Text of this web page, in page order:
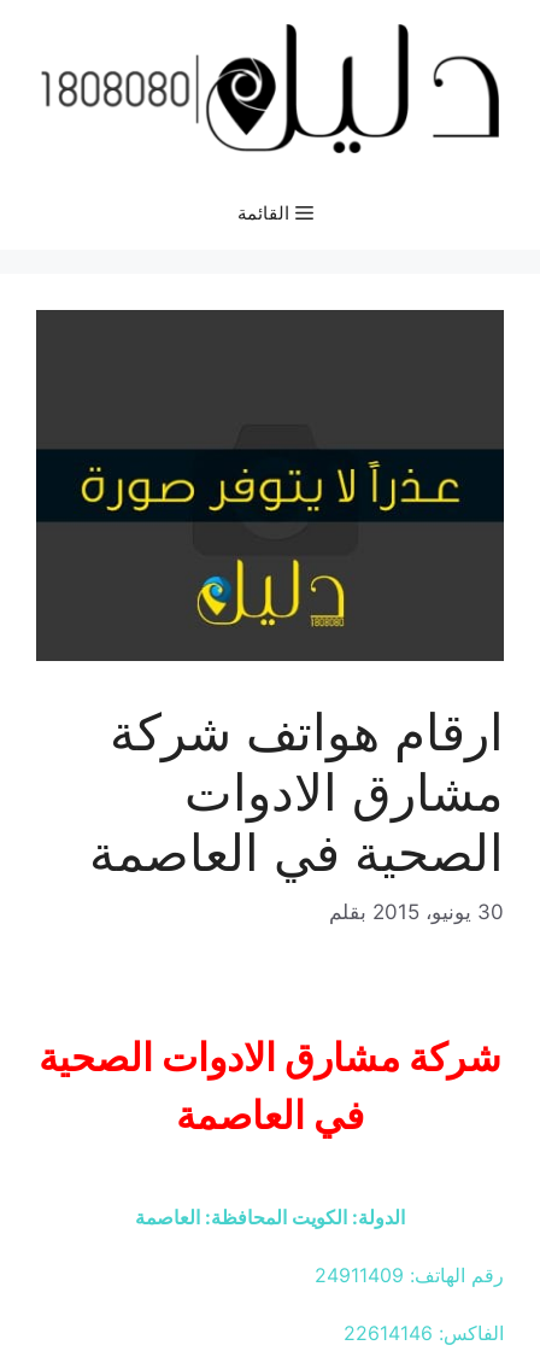
المحتوى
القائمة
ارقام هواتف شركة
مشارق الادوات
الصحية في العاصمة
30 يونيو، 2015 بقلم
شركة مشارق الادوات الصحية
في العاصمة
الدولة: الكويت المحافظة: العاصمة
رقم الهاتف: 24911409
الفاكس: 22614146